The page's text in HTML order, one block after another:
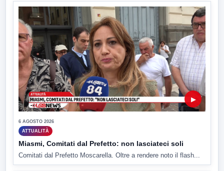
▶
6 AGOSTO 2026
ATTUALITÀ
Miasmi, Comitati dal Prefetto: non lasciateci soli
Comitati dal Prefetto Moscarella. Oltre a rendere noto il flash...